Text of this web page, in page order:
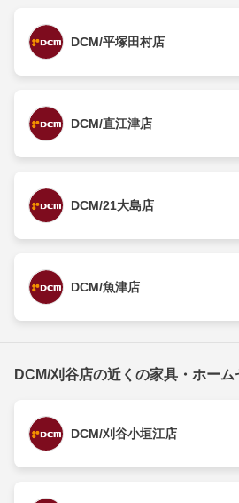
DCM/平塚田村店
DCM/直江津店
DCM/21大島店
DCM/魚津店
DCM/刈谷店の近くの家具・ホーム
DCM/刈谷小垣江店